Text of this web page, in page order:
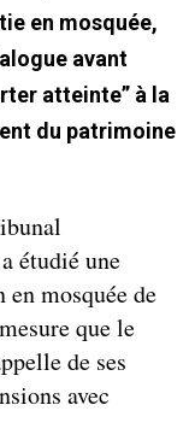
en mosquée,
avant
atteinte” à la
du patrimoine
étudié une
en mosquée de
que le
de ses
avec